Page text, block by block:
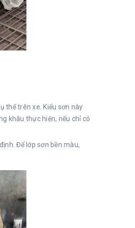
thể trên xe. Kiểu sơn này
khâu thực hiện, nếu chỉ có
Để lớp sơn bền màu,